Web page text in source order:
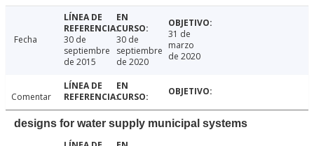
Fecha
30 de
septiembre
de 2015
30 de
septiembre
de 2020
31 de
marzo
de 2020
Comentar
designs for water supply municipal systems